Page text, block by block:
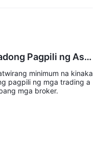
Pagpili ng Ass
Deposit Threshold
minimum na kinaka
pagpili ng mga trading a
mga broker.